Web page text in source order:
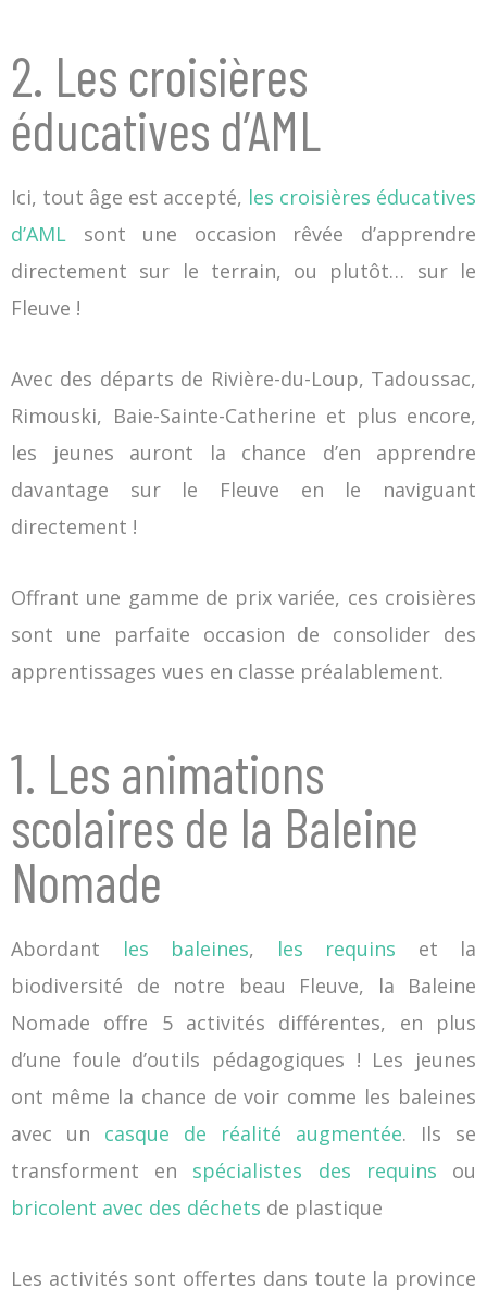
2. Les croisières
éducatives d’AML
Ici, tout âge est accepté, les croisières éducatives
d’AML sont une occasion rêvée d’apprendre
directement sur le terrain, ou plutôt… sur le
Fleuve !
Avec des départs de Rivière-du-Loup, Tadoussac,
Rimouski, Baie-Sainte-Catherine et plus encore,
les jeunes auront la chance d’en apprendre
davantage sur le Fleuve en le naviguant
directement !
Offrant une gamme de prix variée, ces croisières
sont une parfaite occasion de consolider des
apprentissages vues en classe préalablement.
1. Les animations
scolaires de la Baleine
Nomade
Abordant les baleines, les requins et la
biodiversité de notre beau Fleuve, la Baleine
Nomade offre 5 activités différentes, en plus
d’une foule d’outils pédagogiques ! Les jeunes
ont même la chance de voir comme les baleines
avec un casque de réalité augmentée. Ils se
transforment en spécialistes des requins ou
bricolent avec des déchets de plastique
Les activités sont offertes dans toute la province